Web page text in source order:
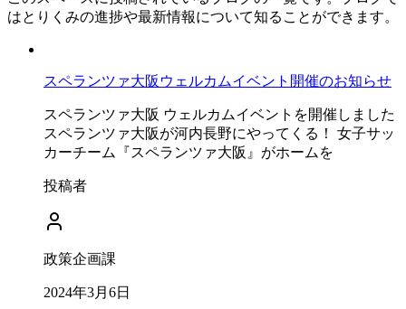
はとりくみの進捗や最新情報について知ることができます。
スペランツァ大阪ウェルカムイベント開催のお知らせ
スペランツァ大阪 ウェルカムイベントを開催しました
スペランツァ大阪が河内長野にやってくる！ 女子サッ
カーチーム『スペランツァ大阪』がホームを
投稿者
政策企画課
2024年3月6日